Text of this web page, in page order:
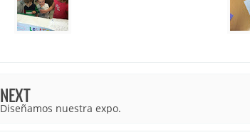
NEXT
Diseñamos nuestra expo.